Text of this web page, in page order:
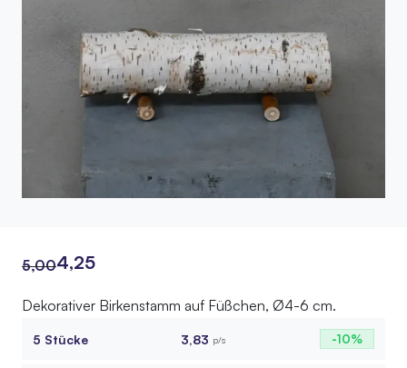
5,00
Ursprünglicher
Preis
4,25
Aktueller
Preis
Dekorativer Birkenstamm auf Füßchen, Ø4-6 cm.
5 Stücke 3,83 p/s -10%